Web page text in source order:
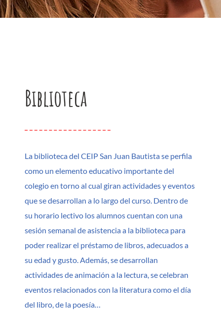
Biblioteca
La biblioteca del CEIP San Juan Bautista se perfila
como un elemento educativo importante del
colegio en torno al cual giran actividades y eventos
que se desarrollan a lo largo del curso. Dentro de
su horario lectivo los alumnos cuentan con una
sesión semanal de asistencia a la biblioteca para
poder realizar el préstamo de libros, adecuados a
su edad y gusto. Además, se desarrollan
actividades de animación a la lectura, se celebran
eventos relacionados con la literatura como el día
del libro, de la poesía…